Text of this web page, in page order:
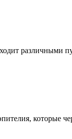
различными
которые